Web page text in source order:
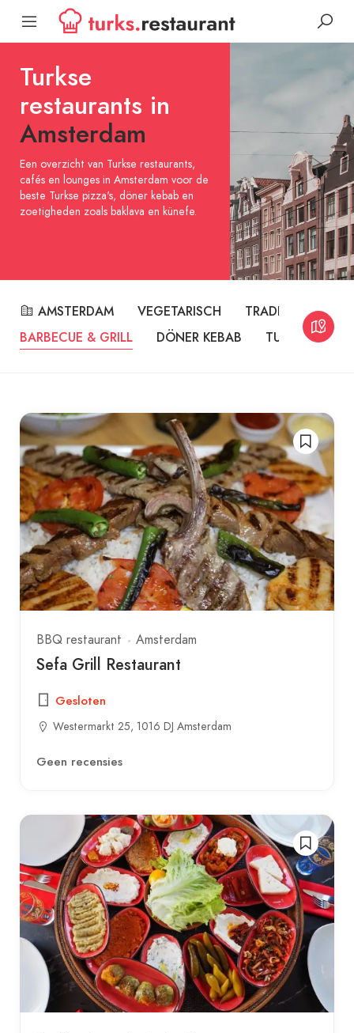
Turkse
restaurants in
Amsterdam
Een overzicht van Turkse restaurants,
cafés en lounges in Amsterdam voor de
beste Turkse pizza's, döner kebab en
zoetigheden zoals baklava en künefe.
AMSTERDAM VEGETARISCH
TRADITIONEEL
BARBECUE & GRILL
DÖNER KEBAB TURKSE PIZZA
BBQ restaurant Amsterdam
Sefa Grill Restaurant
Gesloten
Westermarkt 25, 1016 DJ Amsterdam
Geen recensies